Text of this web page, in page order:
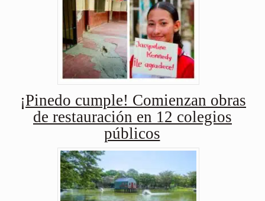
¡Pinedo cumple! Comienzan obras
de restauración en 12 colegios
públicos